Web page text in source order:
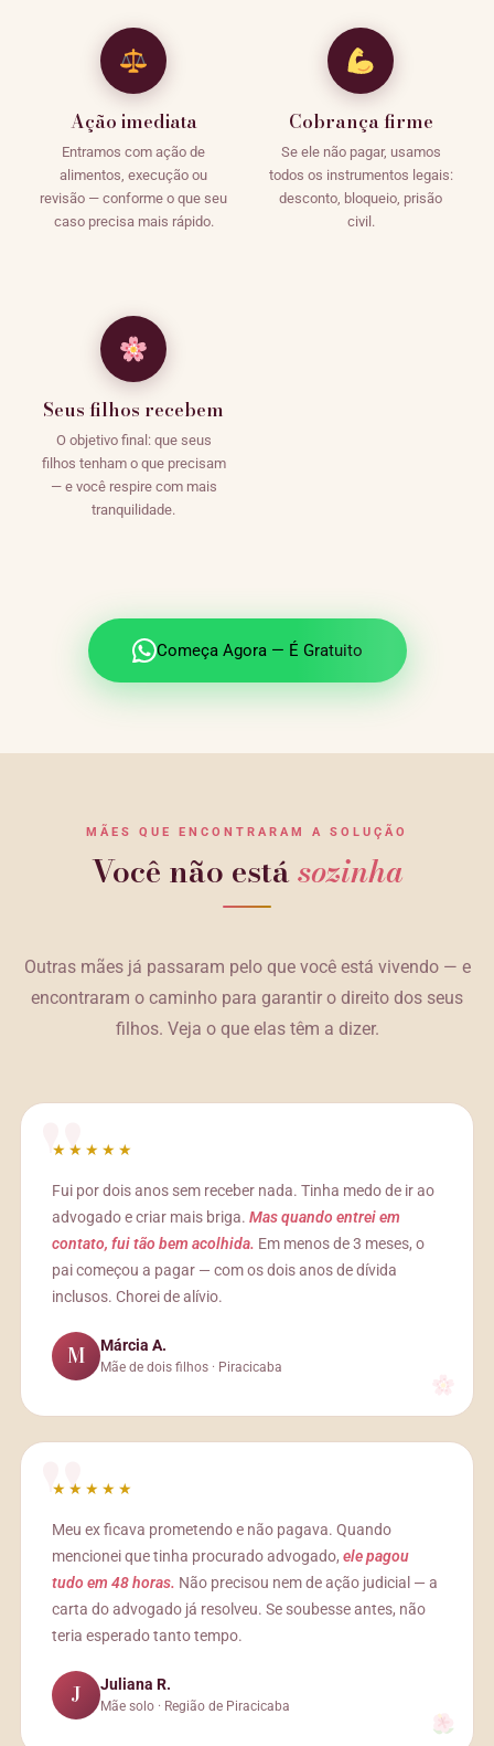
Ação imediata
Entramos com ação de
alimentos, execução ou
revisão — conforme o que seu
caso precisa mais rápido.
Cobrança firme
Se ele não pagar, usamos
todos os instrumentos legais:
desconto, bloqueio, prisão
civil.
Seus filhos recebem
O objetivo final: que seus
filhos tenham o que precisam
— e você respire com mais
tranquilidade.
Começa Agora — É Gratuito
MÃES QUE ENCONTRARAM A SOLUÇÃO
Você não estásozinha
Outras mães já passaram pelo que você está vivendo — e
encontraram o caminho para garantir o direito dos seus
filhos. Veja o que elas têm a dizer.
★★★★★
Fui por dois anos sem receber nada. Tinha medo de ir ao
advogado e criar mais briga. Mas quando entrei em
contato, fui tão bem acolhida. Em menos de 3 meses, o
pai começou a pagar — com os dois anos de dívida
inclusos. Chorei de alívio.
M Márcia A.
Mãe de dois filhos · Piracicaba
★★★★★
Meu ex ficava prometendo e não pagava. Quando
mencionei que tinha procurado advogado, ele pagou
tudo em 48 horas. Não precisou nem de ação judicial — a
carta do advogado já resolveu. Se soubesse antes, não
teria esperado tanto tempo.
J Juliana R.
Mãe solo · Região de Piracicaba